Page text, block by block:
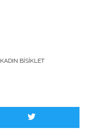
KADIN BISIKLET